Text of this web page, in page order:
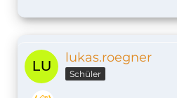
lukas.roegner
Schüler